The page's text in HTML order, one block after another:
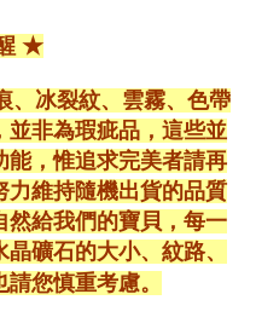
★
、冰裂紋、雲霧、色帶
並非為瑕疵品，這些並
能，惟追求完美者請再
力維持隨機出貨的品質
然給我們的寶貝，每一
礦石的大小、紋路、
您慎重考慮。